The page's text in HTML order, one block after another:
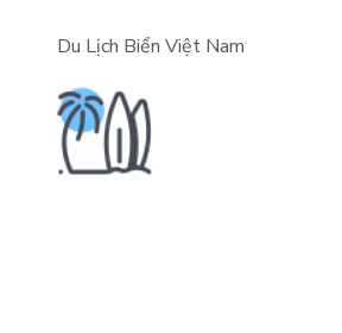
Du Lịch Biển Việt Nam